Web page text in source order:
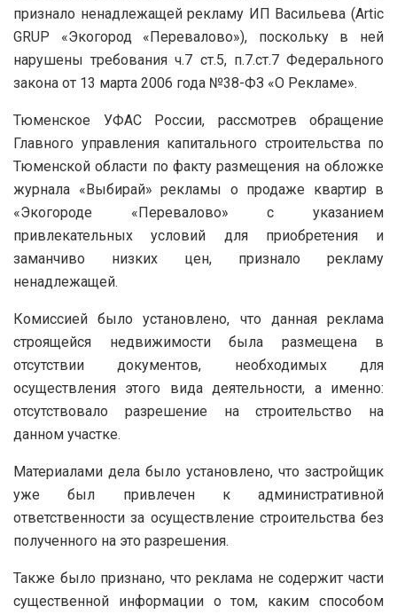
признало ненадлежащей рекламу ИП Васильева (Artiс
GRUP «Экогород «Перевалово»), поскольку в ней
нарушены требования ч.7 ст.5, п.7.ст.7 Федерального
закона от 13 марта 2006 года №38-ФЗ «О Рекламе».
Тюменское УФАС России, рассмотрев обращение
Главного управления капитального строительства по
Тюменской области по факту размещения на обложке
журнала «Выбирай» рекламы о продаже квартир в
«Экогороде «Перевалово» с указанием
привлекательных условий для приобретения и
заманчиво низких цен, признало рекламу
ненадлежащей.
Комиссией было установлено, что данная реклама
строящейся недвижимости была размещена в
отсутствии документов, необходимых для
осуществления этого вида деятельности, а именно:
отсутствовало разрешение на строительство на
данном участке.
Материалами дела было установлено, что застройщик
уже был привлечен к административной
ответственности за осуществление строительства без
полученного на это разрешения.
Также было признано, что реклама не содержит части
существенной информации о том, каким способом